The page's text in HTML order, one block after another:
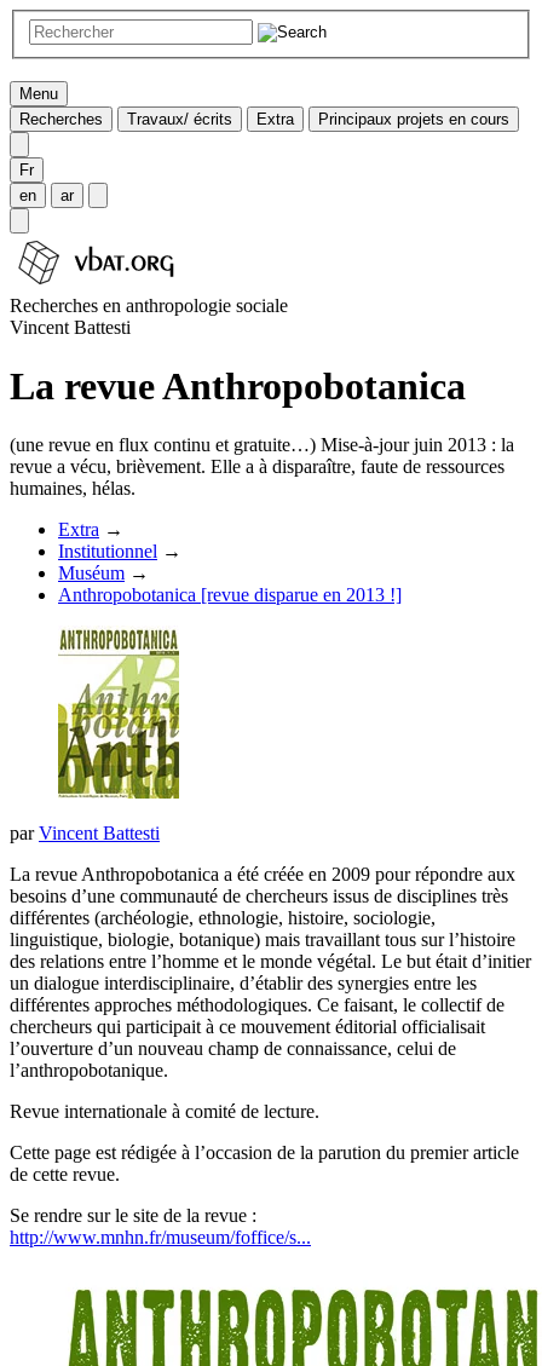
Menu
Recherches
Travaux/ écrits Extra Principaux projets en cours
Fr
en
ar
Recherches en anthropologie sociale
Vincent Battesti
La revue Anthropobotanica
(une revue en flux continu et gratuite…) Mise-à-jour juin 2013 : la
revue a vécu, brièvement. Elle a à disparaître, faute de ressources
humaines, hélas.
Extra →
Institutionnel →
Muséum →
Anthropobotanica [revue disparue en 2013 !]
parVincent Battesti
La revue Anthropobotanica a été créée en 2009 pour répondre aux
besoins d’une communauté de chercheurs issus de disciplines très
différentes (archéologie, ethnologie, histoire, sociologie,
linguistique, biologie, botanique) mais travaillant tous sur l’histoire
des relations entre l’homme et le monde végétal. Le but était d’initier
un dialogue interdisciplinaire, d’établir des synergies entre les
différentes approches méthodologiques. Ce faisant, le collectif de
chercheurs qui participait à ce mouvement éditorial officialisait
l’ouverture d’un nouveau champ de connaissance, celui de
l’anthropobotanique.
Revue internationale à comité de lecture.
Cette page est rédigée à l’occasion de la parution du premier article
de cette revue.
Se rendre sur le site de la revue :
http://www.mnhn.fr/museum/foffice/s...